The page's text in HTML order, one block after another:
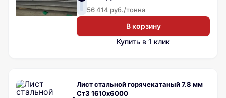
56 414 руб./тонна
В корзину
Купить в 1 клик
Лист стальной горячекатаный 7.8 мм
Ст3 1610х6000